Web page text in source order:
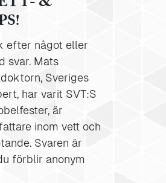
efter något eller
svar. Mats
Sveriges
har varit SVT:S
är
inom vett och
Svaren är
förblir anonym